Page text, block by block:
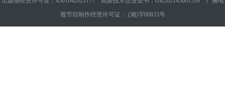
视节目制作经营许可证： (湘)字00833号